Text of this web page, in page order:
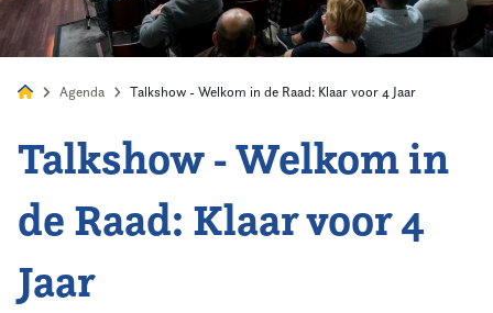
Home
Agenda
Nieuws
Agenda Talkshow - Welkom in de Raad: Klaar voor 4 Jaar
Talkshow - Welkom in
de Raad: Klaar voor 4
Jaar